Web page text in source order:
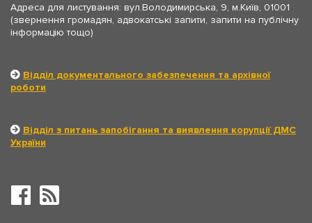
Адреса для листування: вул.Володимирська, 9, м.Київ, 01001
(звернення громадян, адвокатські запити, запити на публічну
інформацію тощо)
Відділ документального забезпечення та архівної
роботи
Відділ з питань запобігання та виявлення корупції ДМС
України